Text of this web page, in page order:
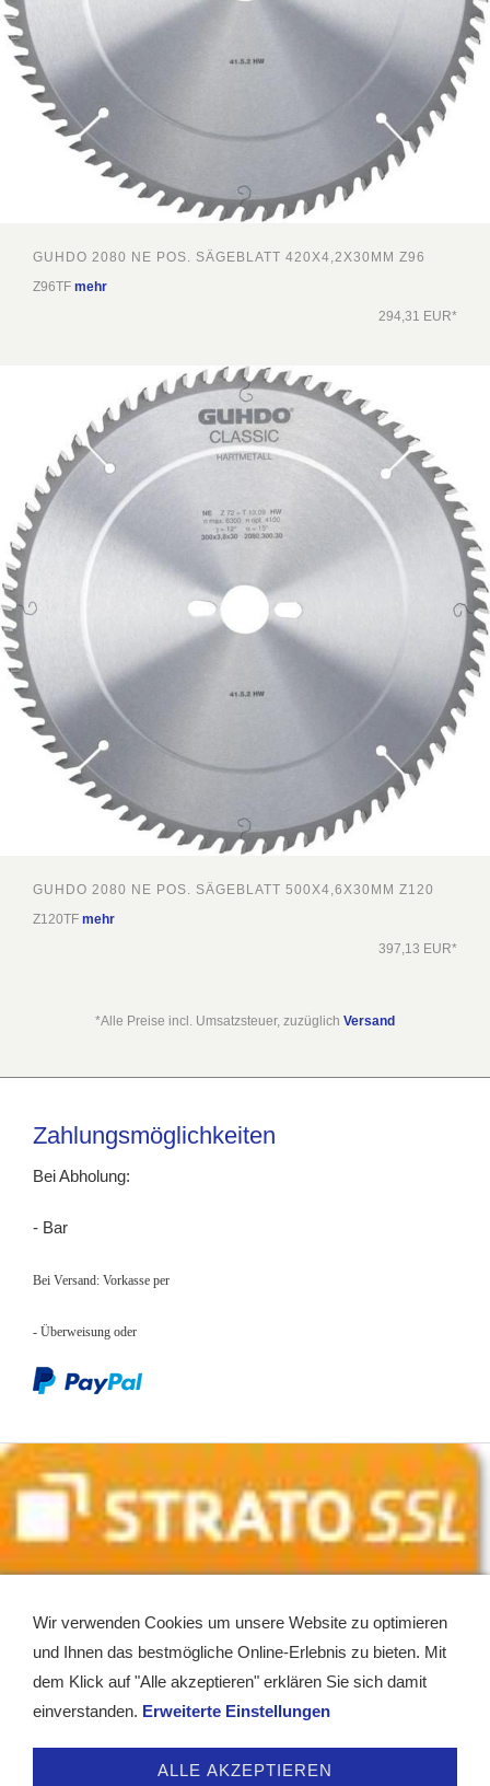
GUHDO 2080 NE POS. SÄGEBLATT 420X4,2X30MM Z96
Z96TF mehr
294,31 EUR*
GUHDO 2080 NE POS. SÄGEBLATT 500X4,6X30MM Z120
Z120TF mehr
397,13 EUR*
*Alle Preise incl. Umsatzsteuer, zuzüglich Versand
Zahlungsmöglichkeiten
Bei Abholung:
- Bar
Bei Versand: Vorkasse per
- Überweisung oder
Service - Kontakt Impressum AGB
Widerrufsrecht
Datenschutz
Partner Hilfe
Wir verwenden Cookies um unsere Website zu optimieren
und Ihnen das bestmögliche Online-Erlebnis zu bieten. Mit
dem Klick auf "Alle akzeptieren" erklären Sie sich damit
einverstanden. Erweiterte Einstellungen
ALLE AKZEPTIEREN